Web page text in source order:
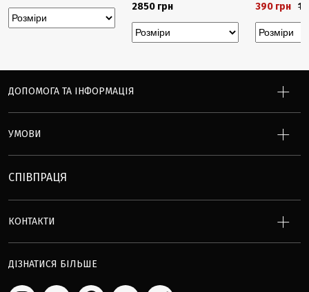
2850 грн
390 грн
ДОПОМОГА ТА ІНФОРМАЦІЯ
УМОВИ
СПІВПРАЦЯ
КОНТАКТИ
ДІЗНАТИСЯ БІЛЬШЕ